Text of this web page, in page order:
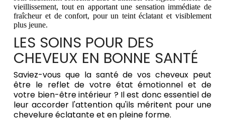
vieillissement, tout en apportant une sensation immédiate de
fraîcheur et de confort, pour un teint éclatant et visiblement
plus jeune.
LES SOINS POUR DES
CHEVEUX EN BONNE SANTÉ
Saviez-vous que la santé de vos cheveux peut
être le reflet de votre état émotionnel et de
votre bien-être intérieur ? Il est donc essentiel de
leur accorder l'attention qu'ils méritent pour une
chevelure éclatante et en pleine forme.